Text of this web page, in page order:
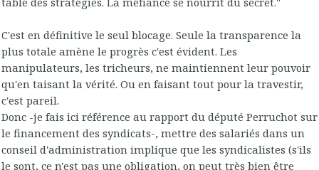
C'est en définitive le seul blocage. Seule la transparence la
plus totale amène le progrès c'est évident. Les
manipulateurs, les tricheurs, ne maintiennent leur pouvoir
qu'en taisant la vérité. Ou en faisant tout pour la travestir,
c'est pareil.
Donc -je fais ici référence au rapport du député Perruchot sur
le financement des syndicats-, mettre des salariés dans un
conseil d'administration implique que les syndicalistes (s'ils
le sont, ce n'est pas une obligation, on peut très bien être